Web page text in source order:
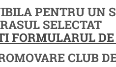
PENTRU UN
SELECTAT
FORMULARUL
CLUB